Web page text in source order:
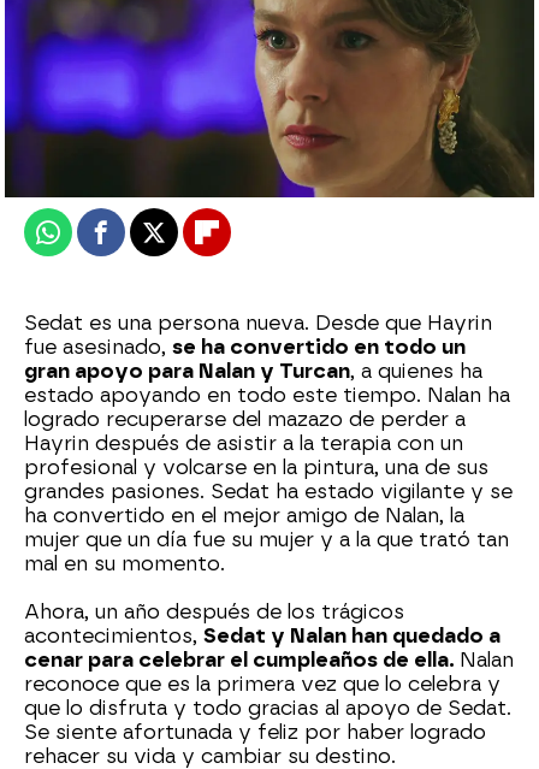
Nova
16 de marzo de 2025, 02:00
WhatsappFacebook
X Flipboard
Sedat es una persona nueva. Desde que Hayrin
fue asesinado, se ha convertido en todo un
gran apoyo para Nalan y Turcan, a quienes ha
estado apoyando en todo este tiempo. Nalan ha
logrado recuperarse del mazazo de perder a
Hayrin después de asistir a la terapia con un
profesional y volcarse en la pintura, una de sus
grandes pasiones. Sedat ha estado vigilante y se
ha convertido en el mejor amigo de Nalan, la
mujer que un día fue su mujer y a la que trató tan
mal en su momento.
Ahora, un año después de los trágicos
acontecimientos, Sedat y Nalan han quedado a
cenar para celebrar el cumpleaños de ella. Nalan
reconoce que es la primera vez que lo celebra y
que lo disfruta y todo gracias al apoyo de Sedat.
Se siente afortunada y feliz por haber logrado
rehacer su vida y cambiar su destino.